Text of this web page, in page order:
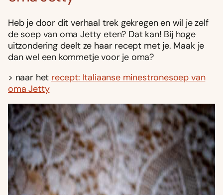
Heb je door dit verhaal trek gekregen en wil je zelf
de soep van oma Jetty eten? Dat kan! Bij hoge
uitzondering deelt ze haar recept met je. Maak je
dan wel een kommetje voor je oma?
> naar het recept: Italiaanse minestronesoep van
oma Jetty